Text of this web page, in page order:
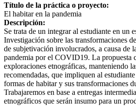
Título de la práctica o proyecto:
El habitar en la pandemia
Descripción:
Se trata de un integrar al estudiante en un
Investigación sobre las transformaciones
de subjetivación involucrados, a causa de
pandemia por el COVID19. La propuesta
exploraciones etnográficas, manteniendo
recomendadas, que impliquen al
formas de habitar y sus transformaciones
Trabajaremos en base a entregas
etnográficos que serán insumo para un